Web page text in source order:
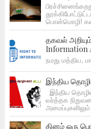
பொன்மொழி!
தகவல்
Information
நமது மத்திய,
இந்திய
இந்திய
வர்த்தக
தினம் ஒரு